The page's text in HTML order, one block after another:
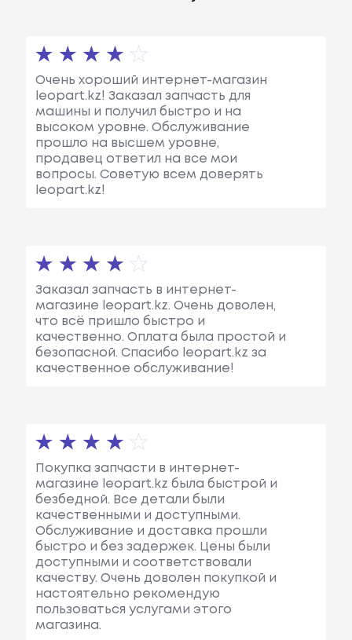
Очень хороший интернет-магазин
leopart.kz! Заказал запчасть для
машины и получил быстро и на
высоком уровне. Обслуживание
прошло на высшем уровне,
продавец ответил на все мои
вопросы. Советую всем доверять
leopart.kz!
Заказал запчасть в интернет-
магазине leopart.kz. Очень доволен,
что всё пришло быстро и
качественно. Оплата была простой и
безопасной. Спасибо leopart.kz за
качественное обслуживание!
Покупка запчасти в интернет-
магазине leopart.kz была быстрой и
безбедной. Все детали были
качественными и доступными.
Обслуживание и доставка прошли
быстро и без задержек. Цены были
доступными и соответствовали
качеству. Очень доволен покупкой и
настоятельно рекомендую
пользоваться услугами этого
магазина.